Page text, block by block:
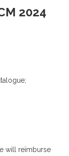
2024
will reïmburse